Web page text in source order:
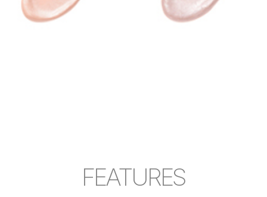
FEATURES